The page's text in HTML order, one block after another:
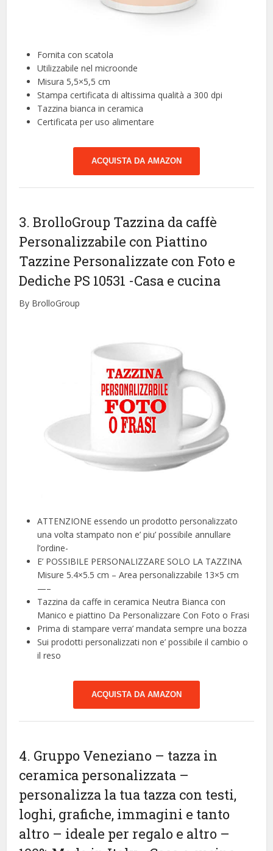
Fornita con scatola
Utilizzabile nel microonde
Misura 5,5×5,5 cm
Stampa certificata di altissima qualità a 300 dpi
Tazzina bianca in ceramica
Certificata per uso alimentare
ACQUISTA DA AMAZON
3. BrolloGroup Tazzina da caffè
Personalizzabile con Piattino
Tazzine Personalizzate con Foto e
Dediche PS 10531 -Casa e cucina
By BrolloGroup
ATTENZIONE essendo un prodotto personalizzato
una volta stampato non e’ piu’ possibile annullare
l’ordine-
E’ POSSIBILE PERSONALIZZARE SOLO LA TAZZINA
Misure 5.4×5.5 cm – Area personalizzabile 13×5 cm
—–
Tazzina da caffe in ceramica Neutra Bianca con
Manico e piattino Da Personalizzare Con Foto o Frasi
Prima di stampare verra’ mandata sempre una bozza
Sui prodotti personalizzati non e’ possibile il cambio o
il reso
ACQUISTA DA AMAZON
4. Gruppo Veneziano – tazza in
ceramica personalizzata –
personalizza la tua tazza con testi,
loghi, grafiche, immagini e tanto
altro – ideale per regalo e altro –